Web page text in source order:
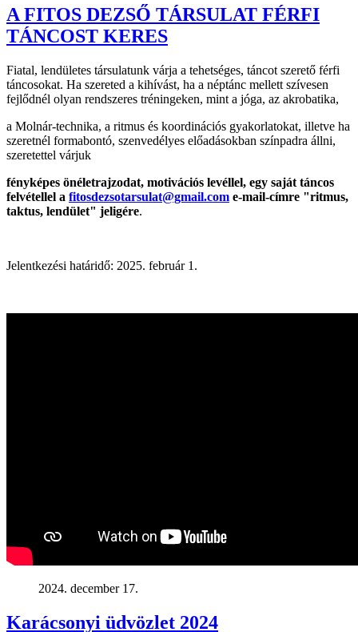
A FITOS DEZSŐ TÁRSULAT FÉRFI
TÁNCOST KERES
Fiatal, lendületes társulatunk várja a tehetséges, táncot szerető férfi
táncosokat. Ha szereted a kihívást, ha a néptánc mellett szívesen
fejlődnél olyan rendszeres tréningeken, mint a jóga, az akrobatika,
a Molnár-technika, a ritmus és koordinációs gyakorlatokat, illetve ha
szeretnél formabontó, szenvedélyes előadásokban színpadra állni,
szeretettel várjuk
fényképes önéletrajzodat, motivációs levéllel, egy saját táncos
felvétellel a fitosdezsotarsulat@gmail.com e-mail-címre "ritmus,
taktus, lendület" jeligére.
Jelentkezési határidő: 2025. február 1.
2024. december 17.
Karácsonyi üdvözlet 2024